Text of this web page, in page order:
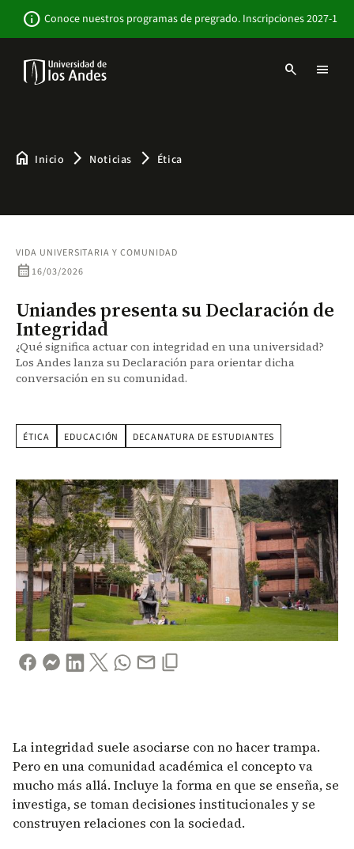
contenido
info Conoce nuestros programas de pregrado. Inscripciones 2027-1
search menu
home Inicio arrow_forward_ios Noticias arrow_forward_ios Ética
VIDA UNIVERSITARIA Y COMUNIDAD
calendar_month 16/03/2026
Uniandes presenta su Declaración de
Integridad
¿Qué significa actuar con integridad en una universidad?
Los Andes lanza su Declaración para orientar dicha
conversación en su comunidad.
ÉTICA EDUCACIÓN DECANATURA DE ESTUDIANTES
La integridad suele asociarse con no hacer trampa.
Pero en una comunidad académica el concepto va
mucho más allá. Incluye la forma en que se enseña, se
investiga, se toman decisiones institucionales y se
construyen relaciones con la sociedad.